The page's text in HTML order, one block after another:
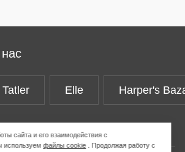
Tatler Elle Harper's
сайта и его взаимодействия с
используемфайлы cookie. Продолжая работу с